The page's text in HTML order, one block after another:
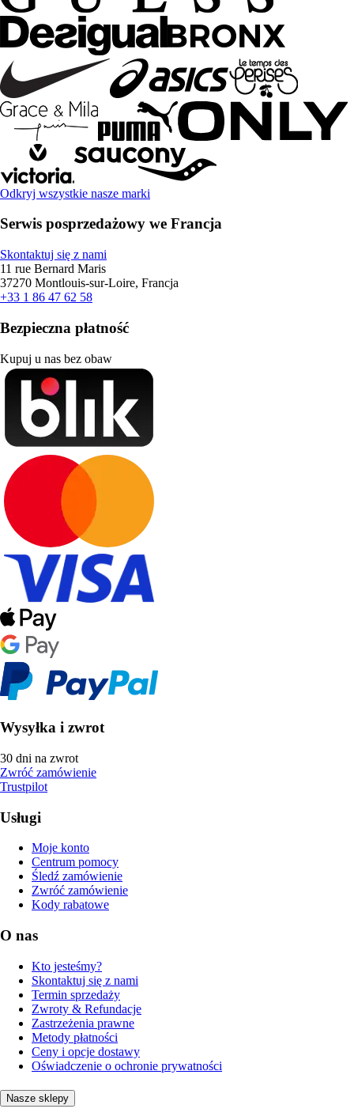
Odkryj wszystkie nasze marki
Serwis posprzedażowy we Francja
Skontaktuj się z nami
11 rue Bernard Maris
37270 Montlouis-sur-Loire, Francja
+33 1 86 47 62 58
Bezpieczna płatność
Kupuj u nas bez obaw
Wysyłka i zwrot
30 dni na zwrot
Zwróć zamówienie
Trustpilot
Usługi
Moje konto
Centrum pomocy
Śledź zamówienie
Zwróć zamówienie
Kody rabatowe
O nas
Kto jesteśmy?
Skontaktuj się z nami
Termin sprzedaży
Zwroty & Refundacje
Zastrzeżenia prawne
Metody płatności
Ceny i opcje dostawy
Oświadczenie o ochronie prywatności
Nasze sklepy